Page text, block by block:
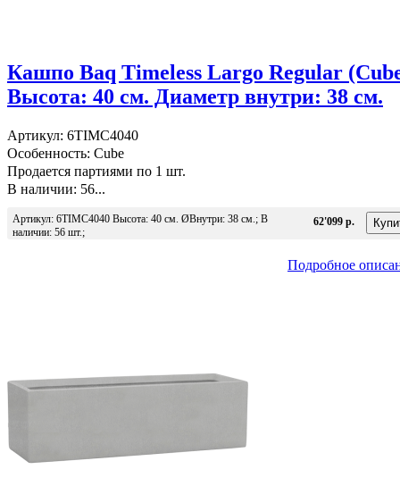
Кашпо Baq Timeless Largo Regular
Высота: 40 см. Диаметр внутри: 38 см.
Артикул: 6TIMC4040
Особенность: Cube
Продается партиями по 1 шт.
В наличии: 56...
Артикул: 6TIMC4040 Высота: 40 см. ØВнутри: 38 см.; В
наличии: 56 шт.;
62'099 р.
Подробное